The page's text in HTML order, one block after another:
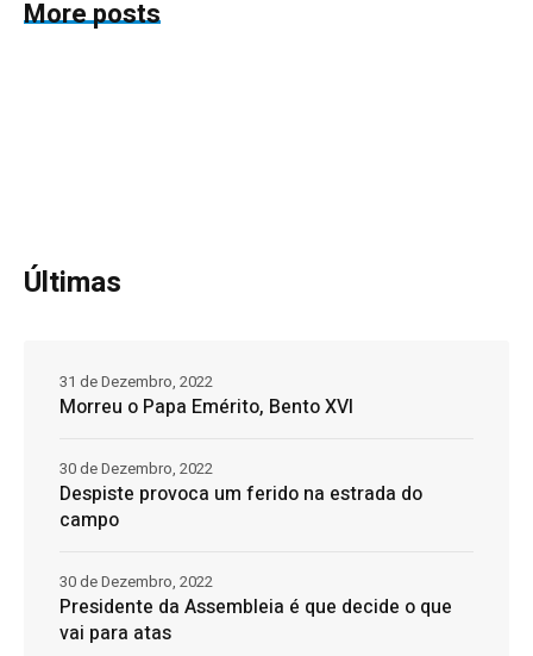
More posts
Últimas
Morreu o Papa Emérito, Bento XVI
31 de Dezembro, 2022
Despiste provoca um ferido na estrada do
campo
30 de Dezembro, 2022
Presidente da Assembleia é que decide o que
vai para atas
30 de Dezembro, 2022